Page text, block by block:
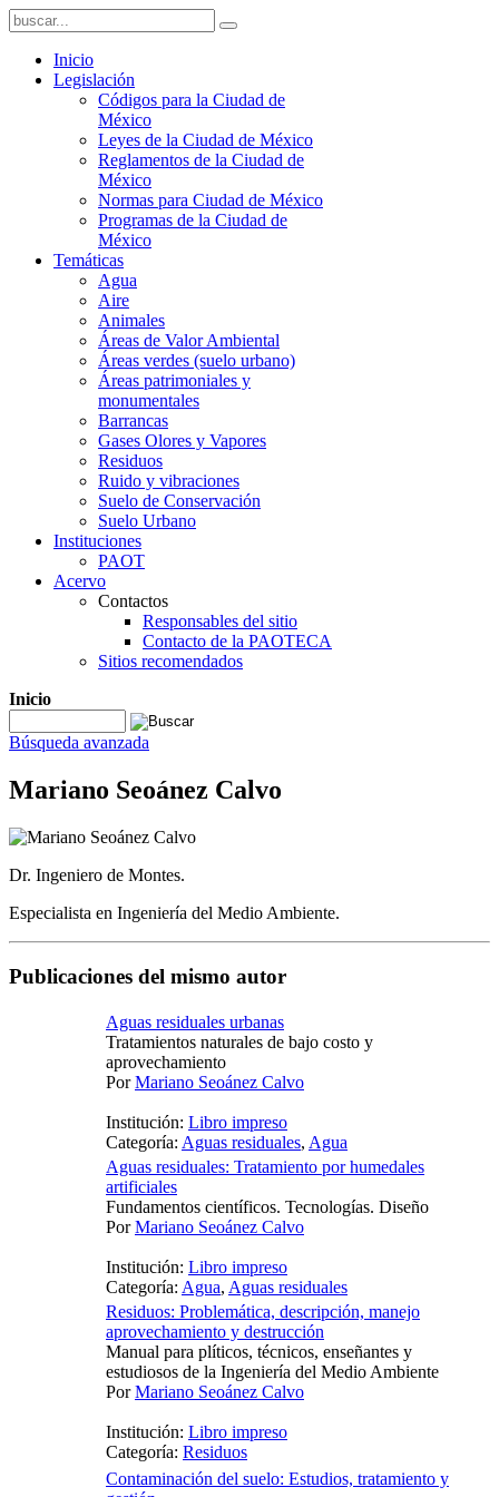
Inicio
Legislación
Códigos para la Ciudad de
México
Leyes de la Ciudad de México
Reglamentos de la Ciudad de
México
Normas para Ciudad de México
Programas de la Ciudad de
México
Temáticas
Agua
Aire
Animales
Áreas de Valor Ambiental
Áreas verdes (suelo urbano)
Áreas patrimoniales y
monumentales
Barrancas
Gases Olores y Vapores
Residuos
Ruido y vibraciones
Suelo de Conservación
Suelo Urbano
Instituciones
PAOT
Acervo
Contactos
Responsables del sitio
Contacto de la PAOTECA
Sitios recomendados
Inicio
Búsqueda avanzada
Mariano Seoánez Calvo
Dr. Ingeniero de Montes.
Especialista en Ingeniería del Medio Ambiente.
Publicaciones del mismo autor
Aguas residuales urbanas
Tratamientos naturales de bajo costo y
aprovechamiento
PorMariano Seoánez Calvo
Institución: Libro impreso
Categoría: Aguas residuales, Agua
Aguas residuales: Tratamiento por humedales
artificiales
Fundamentos científicos. Tecnologías. Diseño
PorMariano Seoánez Calvo
Institución: Libro impreso
Categoría: Agua, Aguas residuales
Residuos: Problemática, descripción, manejo
aprovechamiento y destrucción
Manual para plíticos, técnicos, enseñantes y
estudiosos de la Ingeniería del Medio Ambiente
PorMariano Seoánez Calvo
Institución: Libro impreso
Categoría: Residuos
Contaminación del suelo: Estudios, tratamiento y